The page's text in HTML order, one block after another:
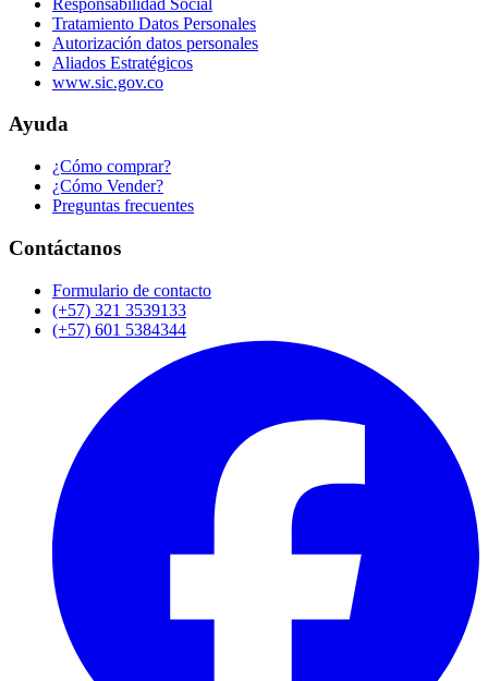
Tratamiento Datos Personales
Autorización datos personales
Aliados Estratégicos
www.sic.gov.co
Ayuda
¿Cómo comprar?
¿Cómo Vender?
Preguntas frecuentes
Contáctanos
Formulario de contacto
(+57) 321 3539133
(+57) 601 5384344